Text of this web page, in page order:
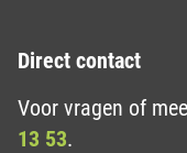
Direct contact
Voor vragen of
13 53.